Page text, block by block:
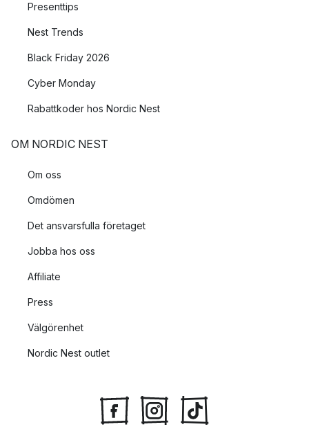
Presenttips
Nest Trends
Black Friday 2026
Cyber Monday
Rabattkoder hos Nordic Nest
OM NORDIC NEST
Om oss
Omdömen
Det ansvarsfulla företaget
Jobba hos oss
Affiliate
Press
Välgörenhet
Nordic Nest outlet